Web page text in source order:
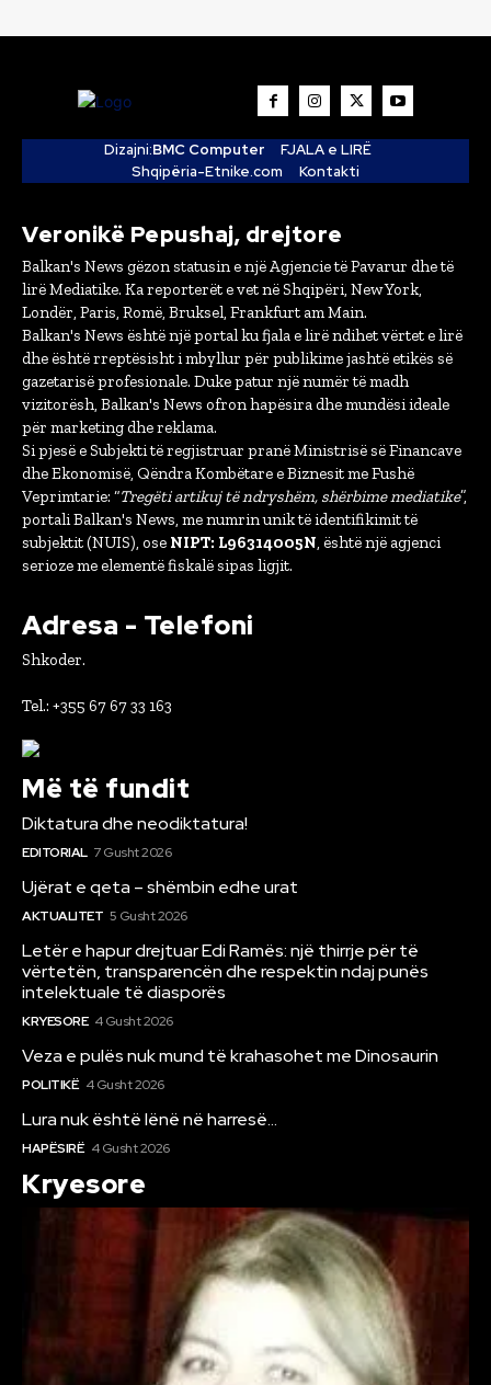
Dizajni:BMC Computer
FJALA e LIRË
Shqipëria-Etnike.com
Kontakti
Veronikë Pepushaj, drejtore
Balkan's News gëzon statusin e një Agjencie të Pavarur dhe të
lirë Mediatike. Ka reporterët e vet në Shqipëri, New York,
Londër, Paris, Romë, Bruksel, Frankfurt am Main.
Balkan's News është një portal ku fjala e lirë ndihet vërtet e lirë
dhe është rreptësisht i mbyllur për publikime jashtë etikës së
gazetarisë profesionale. Duke patur një numër të madh
vizitorësh, Balkan's News ofron hapësira dhe mundësi ideale
për marketing dhe reklama.
Si pjesë e Subjekti të regjistruar pranë Ministrisë së Financave
dhe Ekonomisë, Qëndra Kombëtare e Biznesit me Fushë
Veprimtarie: “Tregëti artikuj të ndryshëm, shërbime mediatike”,
portali Balkan's News, me numrin unik të identifikimit të
subjektit (NUIS), ose NIPT: L96314005N, është një agjenci
serioze me elementë fiskalë sipas ligjit.
Adresa - Telefoni
Shkoder.
Tel.: +355 67 67 33 163
Më të fundit
Diktatura dhe neodiktatura!
EDITORIAL 7 Gusht 2026
Ujërat e qeta – shëmbin edhe urat
AKTUALITET 5 Gusht 2026
Letër e hapur drejtuar Edi Ramës: një thirrje për të
vërtetën, transparencën dhe respektin ndaj punës
intelektuale të diasporës
KRYESORE 4 Gusht 2026
Veza e pulës nuk mund të krahasohet me Dinosaurin
POLITIKË 4 Gusht 2026
Lura nuk është lënë në harresë…
HAPËSIRË 4 Gusht 2026
Kryesore